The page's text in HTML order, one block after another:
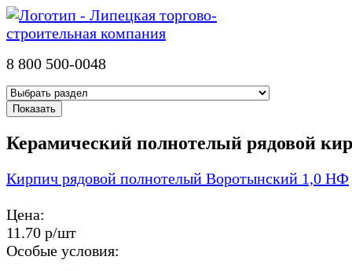
8 800 500-0048
Керамический полнотелый рядовой
Кирпич рядовой полнотелый Воротынский 1,0 НФ
Цена:
11.70 р/шт
Особые условия: